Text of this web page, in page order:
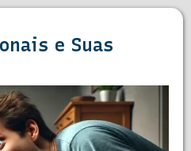
e Suas